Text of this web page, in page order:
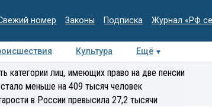
номер Законы Подписка Журнал «РФ
Культура
Ещё
Интервью Колумнисты
категории лиц, имеющих право на две пенсии
меньше на 409 тысяч человек
в России превысила 27,2 тысячи